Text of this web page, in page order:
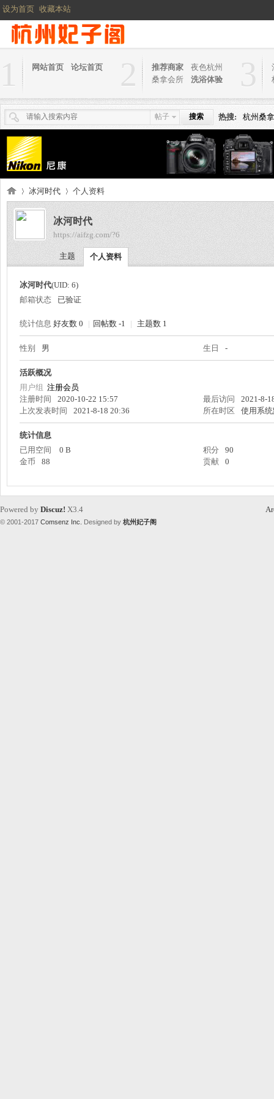
设为首页 收藏本站
1 网站首页 论坛首页 2 推荐商家
夜色杭州
桑拿会所
洗浴体验 3
帖子 搜索 热搜: 杭州桑
妃
›
冰河时代 个人资料
冰河时代
https://aifzg.com/?6
主题 个人资料
冰河时代(UID: 6)
邮箱状态
已验证
统计信息 好友数 0 | 回帖数 -1 | 主题数 1
性别 男 生日 -
活跃概况
用户组 注册会员
注册时间
2020-10-22 15:57 最后访问
2021-8-
上次发表时间
2021-8-18 20:36 所在时区 使用系
统计信息
已用空间
0 B 积分
90
金币
88 贡献 0
Powered by Discuz! X3.4
© 2001-2017 Comsenz Inc. Designed by 杭州妃子阁